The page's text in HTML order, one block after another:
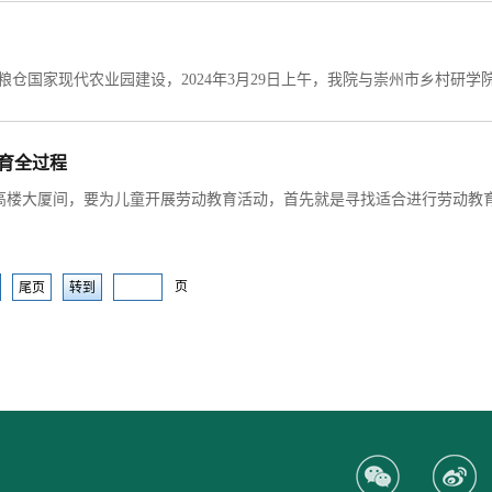
全过程
尾页 页